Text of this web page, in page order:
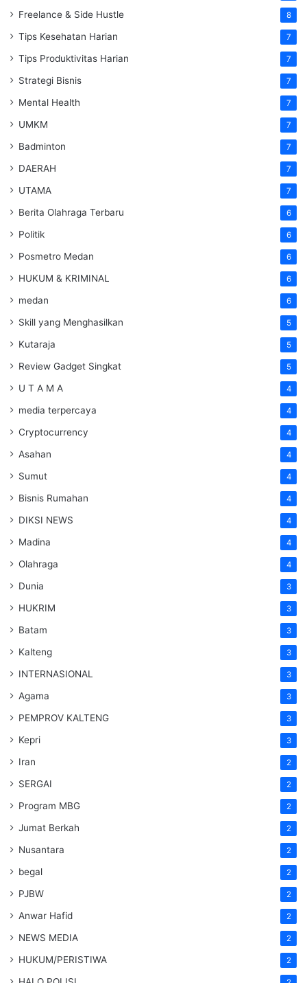
Freelance & Side Hustle 8
Tips Kesehatan Harian 7
Tips Produktivitas Harian 7
Strategi Bisnis 7
Mental Health 7
UMKM 7
Badminton 7
DAERAH 7
UTAMA 7
Berita Olahraga Terbaru 6
Politik 6
Posmetro Medan 6
HUKUM & KRIMINAL 6
medan 6
Skill yang Menghasilkan 5
Kutaraja 5
Review Gadget Singkat 5
U T A M A 4
media terpercaya 4
Cryptocurrency 4
Asahan 4
Sumut 4
Bisnis Rumahan 4
DIKSI NEWS 4
Madina 4
Olahraga 4
Dunia 3
HUKRIM 3
Batam 3
Kalteng 3
INTERNASIONAL 3
Agama 3
PEMPROV KALTENG 3
Kepri 3
Iran 2
SERGAI 2
Program MBG 2
Jumat Berkah 2
Nusantara 2
begal 2
PJBW 2
Anwar Hafid 2
NEWS MEDIA 2
HUKUM/PERISTIWA 2